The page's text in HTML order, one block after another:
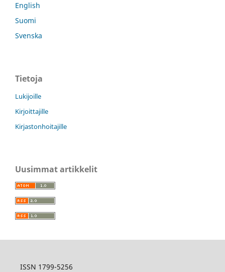
English
Suomi
Svenska
Tietoja
Lukijoille
Kirjoittajille
Kirjastonhoitajille
Uusimmat artikkelit
ISSN 1799-5256